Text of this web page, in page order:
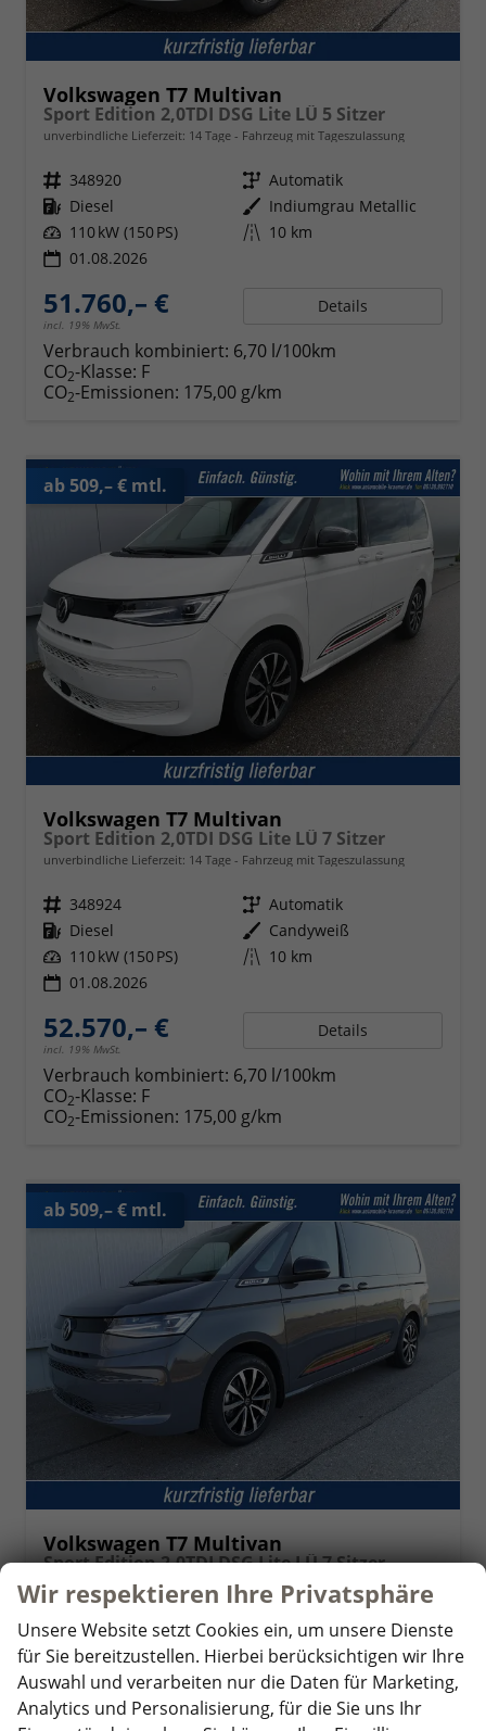
Volkswagen T7 Multivan
Sport Edition 2,0TDI DSG Lite LÜ 5 Sitzer
unverbindliche Lieferzeit: 14 Tage Fahrzeug mit Tageszulassung
Fahrzeugnr. 348920 Getriebe Automatik
Kraftstoff Diesel Außenfarbe Indiumgrau Metallic
Leistung 110 kW (150 PS) Kilometerstand 10 km
01.08.2026
51.760,– €
incl. 19% MwSt.
Details
Verbrauch kombiniert: 6,70 l/100km
CO2-Klasse: F
CO2-Emissionen: 175,00 g/km
ab 509,– € mtl.
Volkswagen T7 Multivan
Sport Edition 2,0TDI DSG Lite LÜ 7 Sitzer
unverbindliche Lieferzeit: 14 Tage Fahrzeug mit Tageszulassung
Fahrzeugnr. 348924 Getriebe Automatik
Kraftstoff Diesel Außenfarbe Candyweiß
Leistung 110 kW (150 PS) Kilometerstand 10 km
01.08.2026
52.570,– €
incl. 19% MwSt.
Details
Verbrauch kombiniert: 6,70 l/100km
CO2-Klasse: F
CO2-Emissionen: 175,00 g/km
ab 509,– € mtl.
Volkswagen T7 Multivan
Sport Edition 2,0TDI DSG Lite LÜ 7 Sitzer
unverbindliche Lieferzeit: 14 Tage Fahrzeug mit Tageszulassung
Fahrzeugnr. 348925 GetriebeAutomatik
Kraftstoff Diesel Außenfarbe Puregrey
Leistung 110 kW (150 PS) Kilometerstand 10 km
01.08.2026
Wir respektieren Ihre Privatsphäre
Unsere Website setzt Cookies ein, um unsere Dienste
für Sie bereitzustellen. Hierbei berücksichtigen wir Ihre
Auswahl und verarbeiten nur die Daten für Marketing,
Analytics und Personalisierung, für die Sie uns Ihr